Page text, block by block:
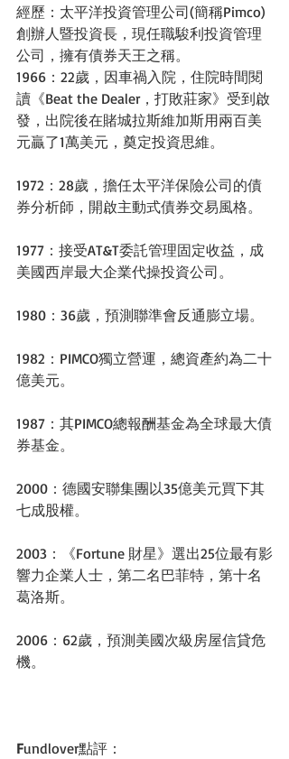
經歷：太平洋投資管理公司(簡稱Pimco)
創辦人暨投資長，現任職駿利投資管理
公司，擁有債券天王之稱。
1966：22歲，因車禍入院，住院時間閱
讀《Beat the Dealer，打敗莊家》受到啟
發，出院後在賭城拉斯維加斯用兩百美
元贏了1萬美元，奠定投資思維。
1972：28歲，擔任太平洋保險公司的債
券分析師，開啟主動式債券交易風格。
1977：接受AT&T委託管理固定收益，成
美國西岸最大企業代操投資公司。
1980：36歲，預測聯準會反通膨立場。
1982：PIMCO獨立營運，總資產約為二十
億美元。
1987：其PIMCO總報酬基金為全球最大債
券基金。
2000：德國安聯集團以35億美元買下其
七成股權。
2003：《Fortune 財星》選出25位最有影
響力企業人士，第二名巴菲特，第十名
葛洛斯。
2006：62歲，預測美國次級房屋信貸危
機。
Fundlover點評：